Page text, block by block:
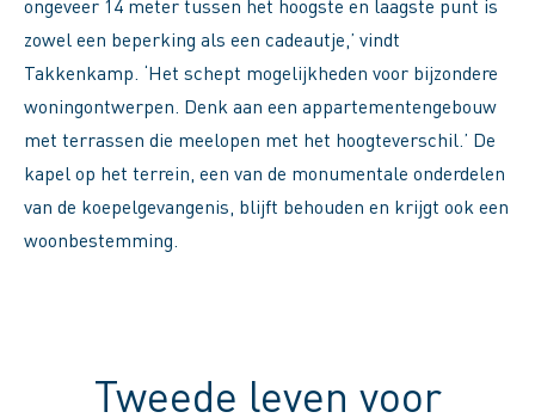
ongeveer 14 meter tussen het hoogste en laagste punt is
zowel een beperking als een cadeautje,’ vindt
Takkenkamp. ‘Het schept mogelijkheden voor bijzondere
woningontwerpen. Denk aan een appartementengebouw
met terrassen die meelopen met het hoogteverschil.’ De
kapel op het terrein, een van de monumentale onderdelen
van de koepelgevangenis, blijft behouden en krijgt ook een
woonbestemming.
Tweede leven voor